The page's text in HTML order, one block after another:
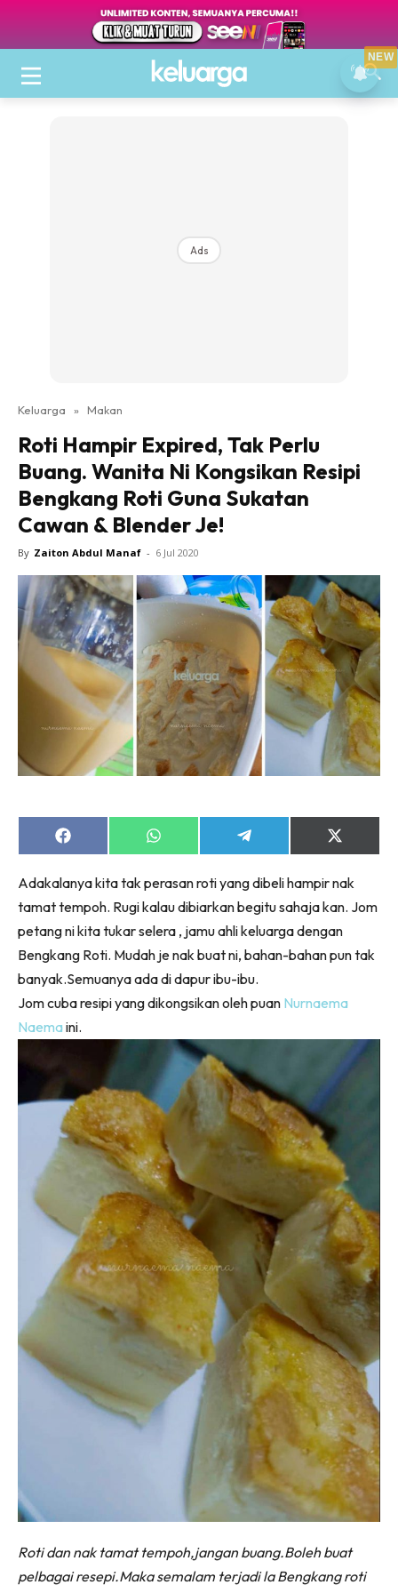
Ads
Keluarga » Makan
Roti Hampir Expired, Tak Perlu
Buang. Wanita Ni Kongsikan Resipi
Bengkang Roti Guna Sukatan
Cawan & Blender Je!
By Zaiton Abdul Manaf - 6 Jul 2020
Share
on
Share
on
Share
on
Share
on
(Twitter)
Adakalanya kita tak perasan roti yang dibeli hampir nak
tamat tempoh. Rugi kalau dibiarkan begitu sahaja kan. Jom
petang ni kita tukar selera , jamu ahli keluarga dengan
Bengkang Roti. Mudah je nak buat ni, bahan-bahan pun tak
banyak.Semuanya ada di dapur ibu-ibu.
Jom cuba resipi yang dikongsikan oleh puan Nurnaema
Naemaini.
Roti dan nak tamat tempoh,jangan buang.Boleh buat
pelbagai resepi.Maka semalam terjadi la Bengkang roti
NEW